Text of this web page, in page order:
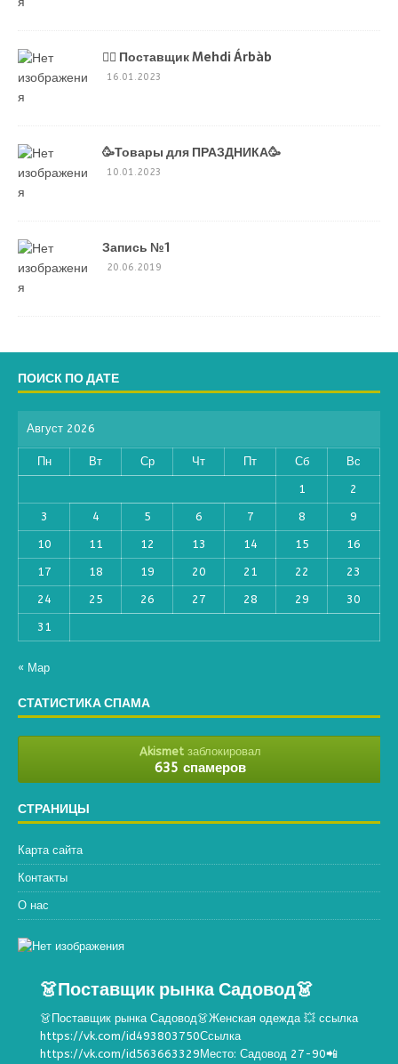
💁‍♂ Поставщик Mehdi Árbàb
16.01.2023
🥳Товары для ПРАЗДНИКА🥳
10.01.2023
Запись №1
20.06.2019
ПОИСК ПО ДАТЕ
Август 2026
Пн Вт Ср Чт Пт Сб Вс
1 2
3 4 5 6 7 8 9
10 11 12 13 14 15 16
17 18 19 20 21 22 23
24 25 26 27 28 29 30
31
« Мар
СТАТИСТИКА СПАМА
Akismetзаблокировал
635 спамеров
СТРАНИЦЫ
Карта сайта
Контакты
О нас
👗Поставщик рынка Садовод👗
👗Поставщик рынка Садовод👗Женская одежда 💥 ссылка
https://vk.com/id493803750Ссылка
https://vk.com/id563663329Место: Садовод 27-90📲